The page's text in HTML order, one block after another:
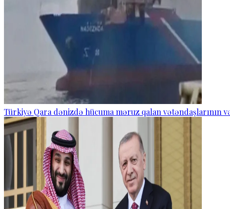
Türkiyə Qara dənizdə hücuma məruz qalan vətəndaşlarının